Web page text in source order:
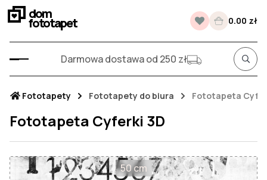
dom
fototapet 0.00 zł
Darmowa dostawa od 250 zł
Fototapety Fototapety do biura Fototapeta
Fototapeta Cyferki 3D
50 cm